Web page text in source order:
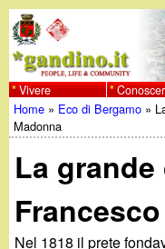
al
w
w
w
.
Vivere
Tu
sei
qui
Home » Eco di Bergamo »
Madonna
La
Nel 1818 il prete